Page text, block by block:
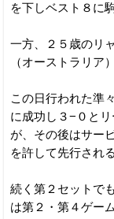
を下しベスト８に
一方、２５歳のリ
（オーストラリア
この日行われた準
に成功し３−０と
が、その後はサー
を許して先行される
続く第２セットで
は第２・第４ゲー